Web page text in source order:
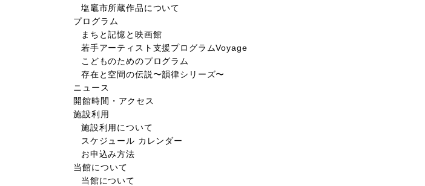
塩竈市所蔵作品について
プログラム
まちと記憶と映画館
若手アーティスト支援プログラムVoyage
こどものためのプログラム
存在と空間の伝説〜韻律シリーズ〜
ニュース
開館時間・アクセス
施設利用
施設利用について
スケジュール カレンダー
お申込み方法
当館について
当館について